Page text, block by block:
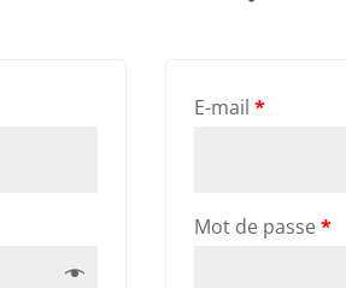
E-mail*
Mot de passe*